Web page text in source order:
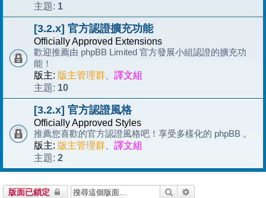
主題: 1
[3.2.x] 官方認證擴充功能
Officially Approved Extensions
歡迎推薦由 phpBB Limited 官方發展小組認證的擴充功
能！
版主: 版主管理群
譯文組
主題: 10
[3.2.x] 官方認證風格
Officially Approved Styles
推薦您喜歡的官方認證風格吧！享受多樣化的 phpBB 。
版主: 版主管理群
譯文組
主題: 2
版面已鎖定 搜尋